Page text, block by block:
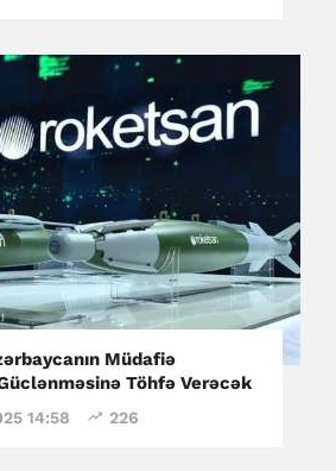
Müdafiə
Töhfə Verəcək
14:58 226